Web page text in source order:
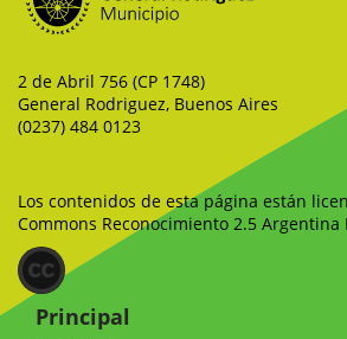
2 de Abril 756 (CP 1748)
General Rodriguez, Buenos Aires
(0237) 484 0123
Los contenidos de esta página están
Commons Reconocimiento 2.5 Argentina
Principal